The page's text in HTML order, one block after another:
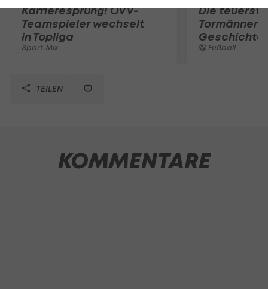
Karrieresprung! ÖVV-
Teamspieler wechselt
in Topliga
Sport-Mix
Die
Tormänner
Geschichte
Fußball
TEILEN
KOMMENTARE